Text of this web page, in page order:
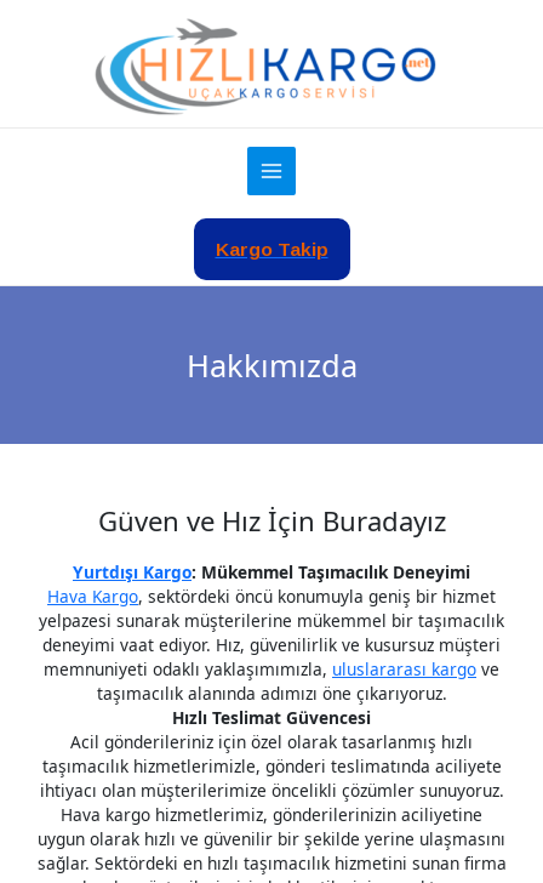
Kargo Takip
Hakkımızda
Güven ve Hız İçin Buradayız
Yurtdışı Kargo: Mükemmel Taşımacılık Deneyimi
Hava Kargo, sektördeki öncü konumuyla geniş bir hizmet
yelpazesi sunarak müşterilerine mükemmel bir taşımacılık
deneyimi vaat ediyor. Hız, güvenilirlik ve kusursuz müşteri
memnuniyeti odaklı yaklaşımımızla, uluslararası kargo ve
taşımacılık alanında adımızı öne çıkarıyoruz.
Hızlı Teslimat Güvencesi
Acil gönderileriniz için özel olarak tasarlanmış hızlı
taşımacılık hizmetlerimizle, gönderi teslimatında aciliyete
ihtiyacı olan müşterilerimize öncelikli çözümler sunuyoruz.
Hava kargo hizmetlerimiz, gönderilerinizin aciliyetine
uygun olarak hızlı ve güvenilir bir şekilde yerine ulaşmasını
sağlar. Sektördeki en hızlı taşımacılık hizmetini sunan firma